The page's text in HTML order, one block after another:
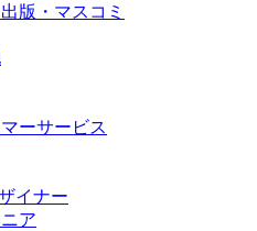
版・マスコミ
ーサービス
イナー
ア